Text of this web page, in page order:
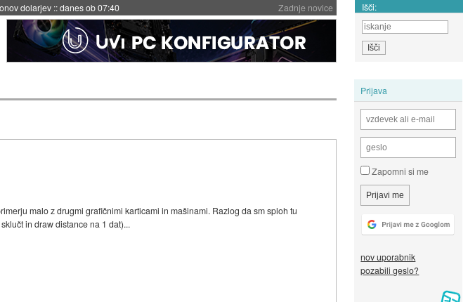
Zadnje novice
dolarjev ::danes ob 07:40 Išči:
Prijava
Zapomni si me
nov uporabnik
pozabili geslo?
malo z drugmi grafičnimi karticami in mašinami. Razlog da sm sploh tu
in draw distance na 1 dat)...